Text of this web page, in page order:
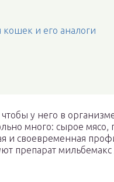
кошек и его аналоги
у него в
много: сырое мясо,
своевременная
препарат